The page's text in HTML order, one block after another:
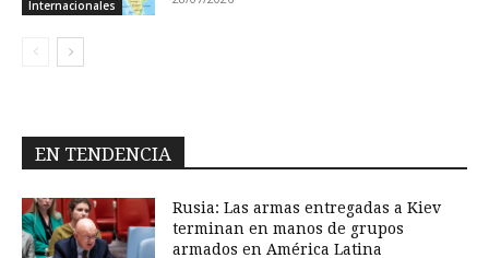
Internacionales
EN TENDENCIA
Rusia: Las armas entregadas a Kiev
terminan en manos de grupos
armados en América Latina